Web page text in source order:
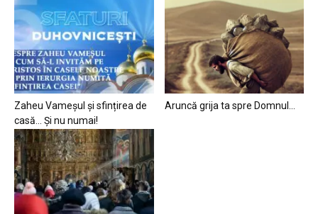
Zaheu Vameșul și sfințirea de
casă… Și nu numai!
Aruncă grija ta spre Domnul…